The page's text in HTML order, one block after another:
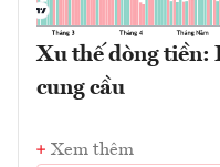
Xu thế dòng tiền:
cung cầu
Xem thêm